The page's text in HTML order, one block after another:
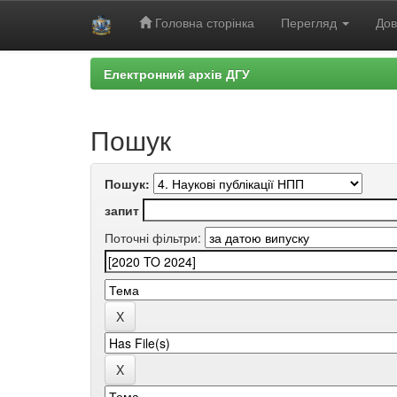
Головна сторінка Перегляд
Електронний архів ДГУ
Пошук
Пошук:
запит
Поточні фільтри: